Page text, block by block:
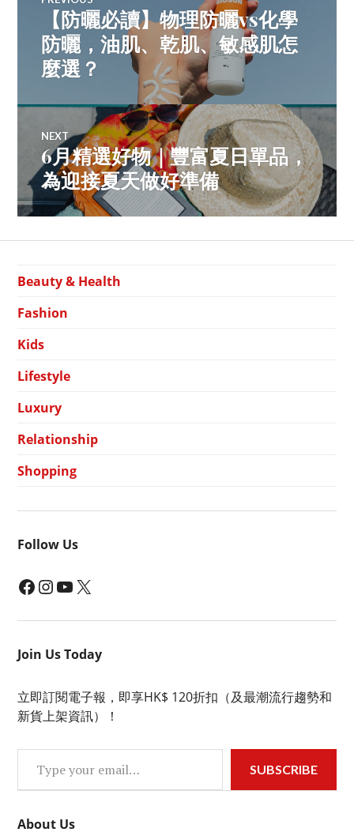
navigation
Previous
post:
【防曬必讀】物理防曬vs化學
防曬，油肌、乾肌、敏感肌怎
麼選？
NEXT
Next
post:
6月精選好物｜豐富夏日單品，
為迎接夏天做好準備
Beauty & Health
Fashion
Kids
Lifestyle
Luxury
Relationship
Shopping
Follow Us
Facebook InstagramYouTube X
Join Us Today
立即訂閱電子報，即享HK$ 120折扣（及最潮流行趨勢和
新貨上架資訊）！
Type your email…
SUBSCRIBE
About Us